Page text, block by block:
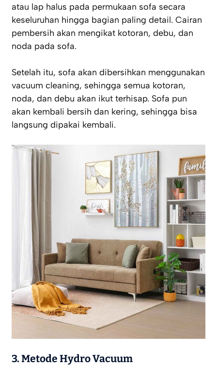
atau lap halus pada permukaan sofa secara
keseluruhan hingga bagian paling detail. Cairan
pembersih akan mengikat kotoran, debu, dan
noda pada sofa.
Setelah itu, sofa akan dibersihkan menggunakan
vacuum cleaning, sehingga semua kotoran,
noda, dan debu akan ikut terhisap. Sofa pun
akan kembali bersih dan kering, sehingga bisa
langsung dipakai kembali.
3. Metode Hydro Vacuum